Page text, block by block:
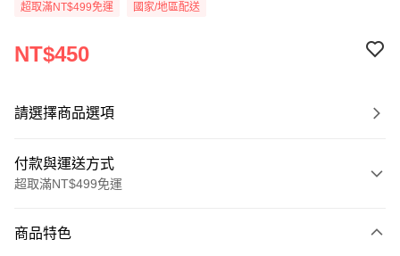
超取滿NT$499免運 國家/地區配送
NT$450
請選擇商品選項
付款與運送方式
超取滿NT$499免運
信用卡一次付款
商品特色